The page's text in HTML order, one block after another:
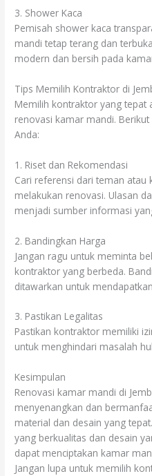
3. Shower Kaca
Pemisah shower kaca
mandi tetap terang dan
modern dan bersih pada
Tips Memilih Kontraktor di
Memilih kontraktor yang tepat
renovasi kamar mandi.
Anda:
1. Riset dan Rekomendasi
Cari referensi dari teman atau
melakukan renovasi. Ulasan
menjadi sumber informasi
2. Bandingkan Harga
Jangan ragu untuk meminta
kontraktor yang berbeda.
ditawarkan untuk
3. Pastikan Legalitas
Pastikan kontraktor memiliki
untuk menghindari masalah
Kesimpulan
Renovasi kamar mandi di
menyenangkan dan
material dan desain yang
yang berkualitas dan desain
dapat menciptakan kamar
Jangan lupa untuk memilih